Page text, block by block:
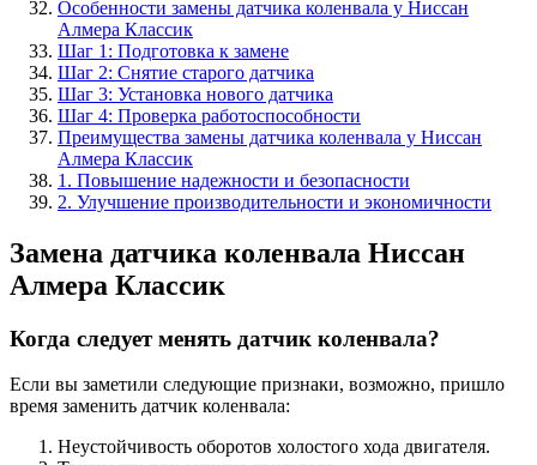
Особенности замены датчика коленвала у Ниссан
Алмера Классик
Шаг 1: Подготовка к замене
Шаг 2: Снятие старого датчика
Шаг 3: Установка нового датчика
Шаг 4: Проверка работоспособности
Преимущества замены датчика коленвала у Ниссан
Алмера Классик
1. Повышение надежности и безопасности
2. Улучшение производительности и экономичности
Замена датчика коленвала Ниссан
Алмера Классик
Когда следует менять датчик коленвала?
Если вы заметили следующие признаки, возможно, пришло
время заменить датчик коленвала:
Неустойчивость оборотов холостого хода двигателя.